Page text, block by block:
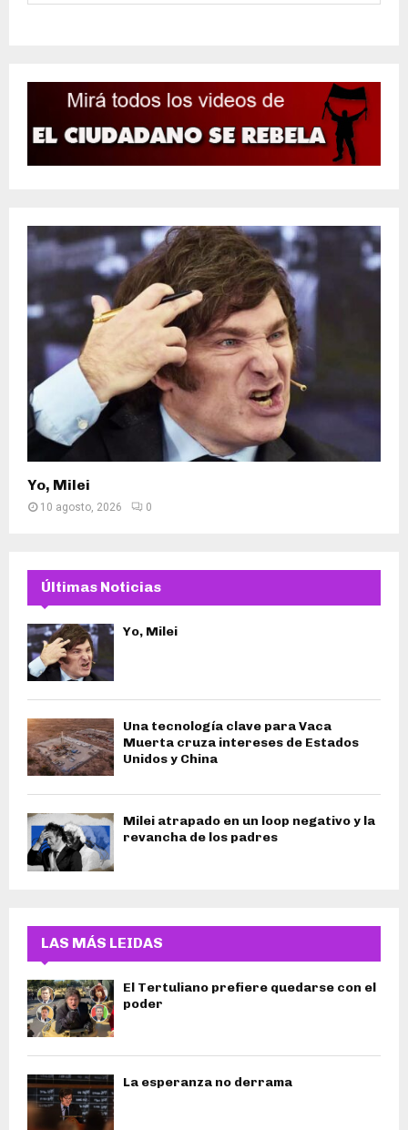
Yo, Milei
10 agosto, 2026 0
Últimas Noticias
Yo, Milei
Una tecnología clave para Vaca
Muerta cruza intereses de Estados
Unidos y China
Milei atrapado en un loop negativo y la
revancha de los padres
LAS MÁS LEIDAS
El Tertuliano prefiere quedarse con el
poder
La esperanza no derrama